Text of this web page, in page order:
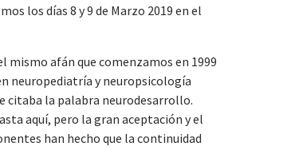
los días 8 y 9 de Marzo 2019 en el
mismo afán que comenzamos en 1999
neuropediatría y neuropsicología
citaba la palabra neurodesarrollo.
aquí, pero la gran aceptación y el
han hecho que la continuidad